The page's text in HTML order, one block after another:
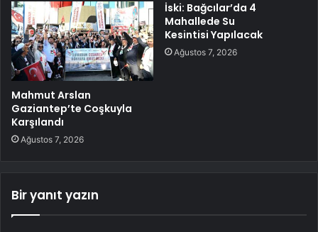
Mahmut Arslan
Gaziantep’te Coşkuyla
Karşılandı
Ağustos 7, 2026
İski: Bağcılar’da 4
Mahallede Su
Kesintisi Yapılacak
Ağustos 7, 2026
Bir yanıt yazın